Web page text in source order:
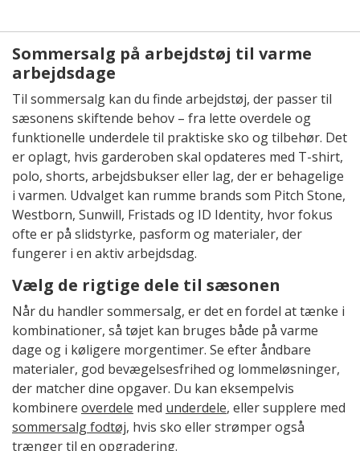
Sommersalg på arbejdstøj til varme
arbejdsdage
Til sommersalg kan du finde arbejdstøj, der passer til
sæsonens skiftende behov – fra lette overdele og
funktionelle underdele til praktiske sko og tilbehør. Det
er oplagt, hvis garderoben skal opdateres med T-shirt,
polo, shorts, arbejdsbukser eller lag, der er behagelige
i varmen. Udvalget kan rumme brands som Pitch Stone,
Westborn, Sunwill, Fristads og ID Identity, hvor fokus
ofte er på slidstyrke, pasform og materialer, der
fungerer i en aktiv arbejdsdag.
Vælg de rigtige dele til sæsonen
Når du handler sommersalg, er det en fordel at tænke i
kombinationer, så tøjet kan bruges både på varme
dage og i køligere morgentimer. Se efter åndbare
materialer, god bevægelsesfrihed og lommeløsninger,
der matcher dine opgaver. Du kan eksempelvis
kombinere overdele med underdele, eller supplere med
sommersalg fodtøj, hvis sko eller strømper også
trænger til en opgradering.